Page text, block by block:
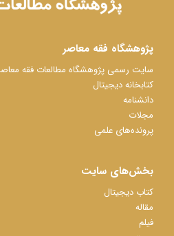
پژوهشگاه فقه معاصر
سایت رسمی پژوهشگاه مطالعات فقه
کتابخانه دیجیتال
دانشنامه
مجلات
پرونده‌های علمی
بخش‌های سایت
کتاب دیجیتال
مقاله
فیلم